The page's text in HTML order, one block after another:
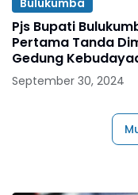
Pjs Bupati
Pertama Tanda
Gedung
September 30, 2024